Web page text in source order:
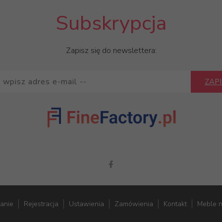
Subskrypcja
Zapisz się do newslettera:
Rejestracja Ustawienia Zamówienia Kontakt Meble